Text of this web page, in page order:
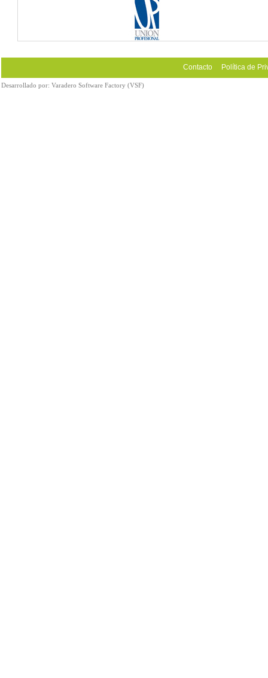
Contacto Política de
Desarrollado por: Varadero Software Factory (VSF)